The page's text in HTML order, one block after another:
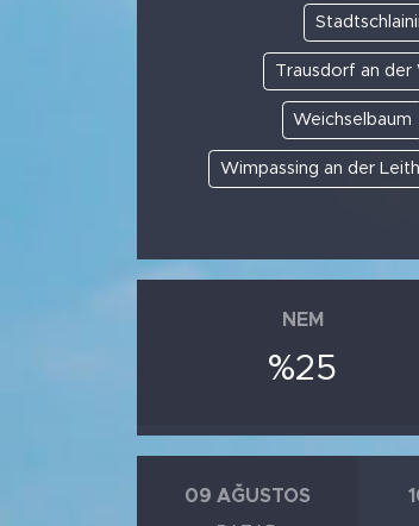
Trausdorf an der
Weichselbaum
Wimpassing an der
NEM
%25
09 AĞUSTOS